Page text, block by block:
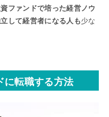
ファンドで培った経営ノウ
して経営者になる人も少な
に転職する方法